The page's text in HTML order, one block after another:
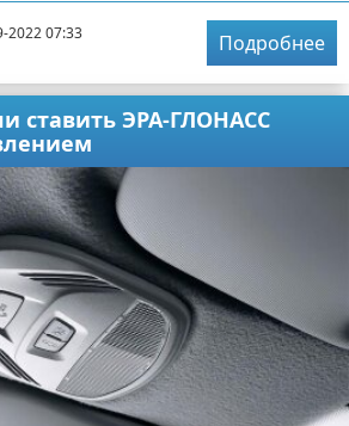
2022 07:33
Подробнее
ставить ЭРА-ГЛОНАСС